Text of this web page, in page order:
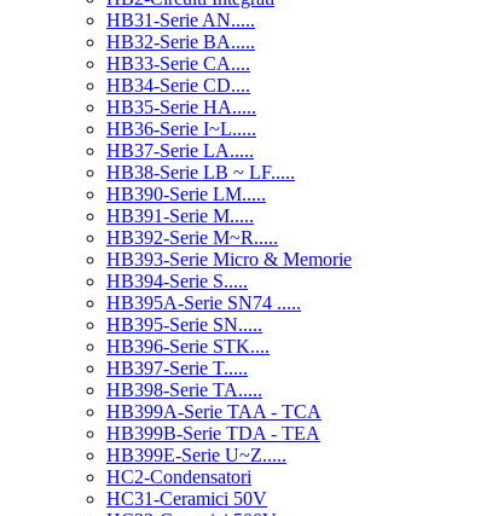
HB31-Serie AN.....
HB32-Serie BA.....
HB33-Serie CA....
HB34-Serie CD....
HB35-Serie HA.....
HB36-Serie I~L.....
HB37-Serie LA.....
HB38-Serie LB ~ LF.....
HB390-Serie LM.....
HB391-Serie M.....
HB392-Serie M~R.....
HB393-Serie Micro & Memorie
HB394-Serie S.....
HB395A-Serie SN74 .....
HB395-Serie SN.....
HB396-Serie STK....
HB397-Serie T.....
HB398-Serie TA.....
HB399A-Serie TAA - TCA
HB399B-Serie TDA - TEA
HB399E-Serie U~Z.....
HC2-Condensatori
HC31-Ceramici 50V